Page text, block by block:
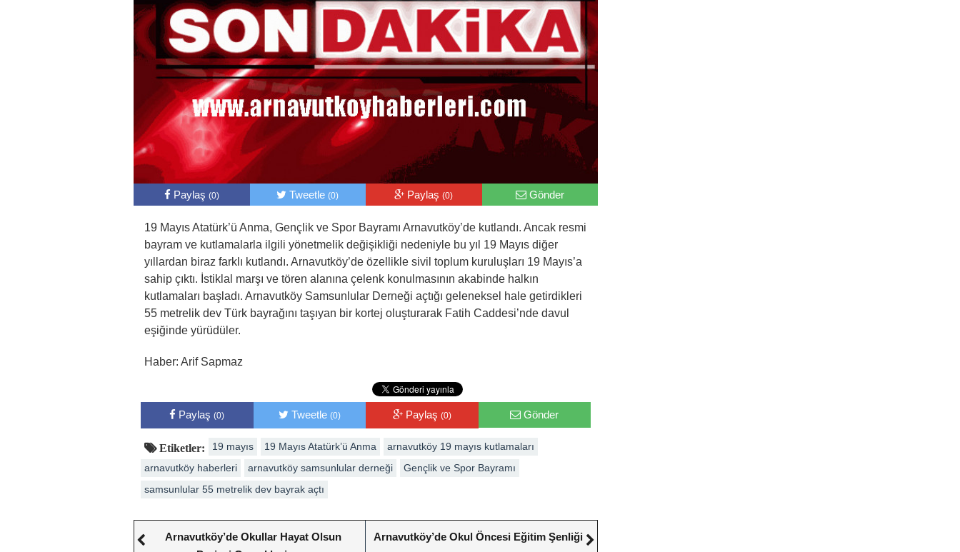
Paylaş (0) Tweetle(0) Paylaş(0) Gönder
19 Mayıs Atatürk’ü Anma, Gençlik ve Spor Bayramı Arnavutköy’de kutlandı. Ancak resmi
bayram ve kutlamalarla ilgili yönetmelik değişikliği nedeniyle bu yıl 19 Mayıs diğer
yıllardan biraz farklı kutlandı. Arnavutköy’de özellikle sivil toplum kuruluşları 19 Mayıs’a
sahip çıktı. İstiklal marşı ve tören alanına çelenk konulmasının akabinde halkın
kutlamaları başladı. Arnavutköy Samsunlular Derneği açtığı geleneksel hale getirdikleri
55 metrelik dev Türk bayrağını taşıyan bir kortej oluşturarak Fatih Caddesi’nde davul
eşiğinde yürüdüler.
Haber: Arif Sapmaz
Paylaş(0) Tweetle (0) Paylaş (0) Gönder
Etiketler: 19 mayıs 19 Mayıs Atatürk’ü Anma
arnavutköy 19 mayıs kutlamaları
arnavutköy haberleri
arnavutköy samsunlular derneği
Gençlik ve Spor Bayramı
samsunlular 55 metrelik dev bayrak açtı
Arnavutköy’de Okullar Hayat Olsun
Arnavutköy’de Okul Öncesi Eğitim Şenliği